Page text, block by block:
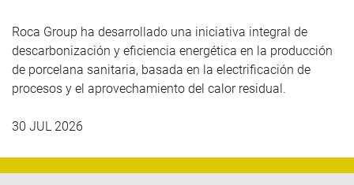
Roca Group ha desarrollado una iniciativa integral de
descarbonización y eficiencia energética en la producción
de porcelana sanitaria, basada en la electrificación de
procesos y el aprovechamiento del calor residual.
30 JUL 2026